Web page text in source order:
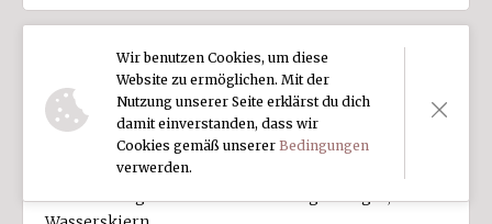
Egon Zimmermann (1939 - 2019)
Skirennläufer, Weltmeister und Olympiasieger Egon
Zimmermann aus Lech machte auch beim
Drachenfliegen am Bodensee eine gute Figur, auf
Wir benutzen Cookies, um diese
Website zu ermöglichen. Mit der
Nutzung unserer Seite erklärst du dich
damit einverstanden, dass wir
Cookies gemäß unserer Bedingungen
verwerden.